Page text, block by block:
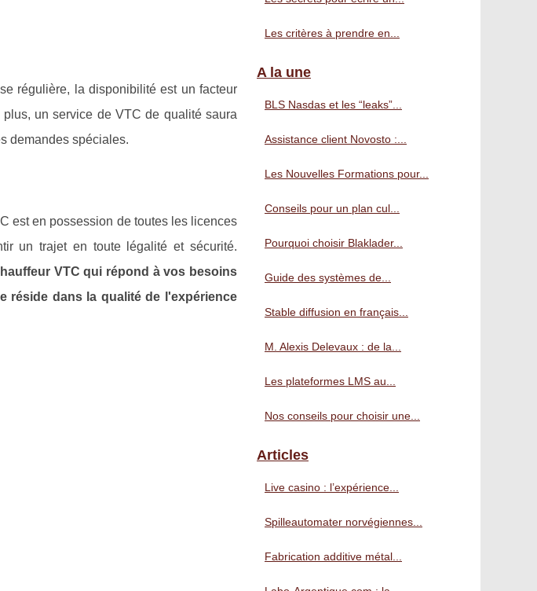
régulière, la disponibilité est un facteur
un service de VTC de qualité saura
demandes spéciales.
est en possession de toutes les licences
un trajet en toute légalité et sécurité.
VTC qui répond à vos besoins
réside dans la qualité de l'expérience
Les critères à prendre en...
A la une
BLS Nasdas et les “leaks”...
Assistance client Novosto :...
Les Nouvelles Formations pour...
Conseils pour un plan cul...
Pourquoi choisir Blaklader...
Guide des systèmes de...
Stable diffusion en français...
M. Alexis Delevaux : de la...
Les plateformes LMS au...
Nos conseils pour choisir une...
Articles
Live casino : l’expérience...
Spilleautomater norvégiennes...
Fabrication additive métal...